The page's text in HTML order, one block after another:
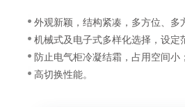
外观新颖，结构紧凑，多方位、多
机械式及电子式多样化选择，设定
防止电气柜冷凝结霜，占用空间小；
高切换性能。